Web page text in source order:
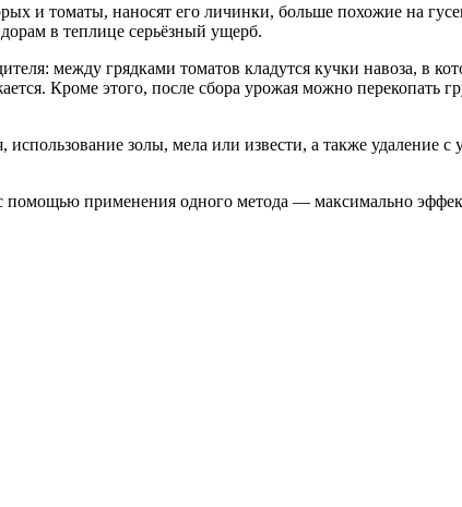
и томаты, наносят его личинки, больше похожие на
в теплице серьёзный ущерб.
между грядками томатов кладутся кучки навоза, в
Кроме этого, после сбора урожая можно перекопать
золы, мела или извести, а также удаление с
применения одного метода — максимально